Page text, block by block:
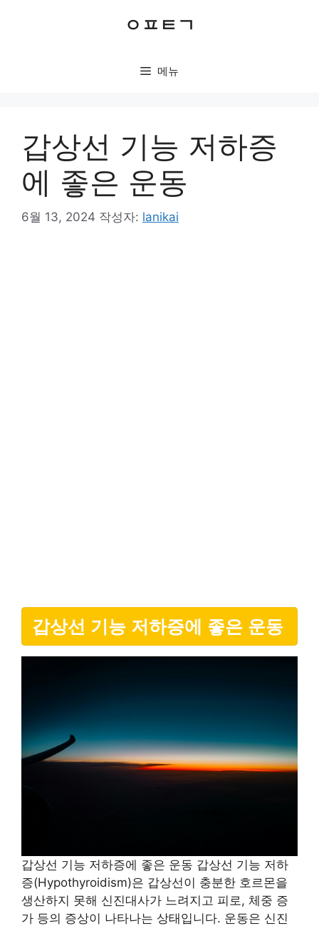
ㅇㅍㅌㄱ
메뉴
갑상선 기능 저하증
에 좋은 운동
6월 13, 2024 작성자: lanikai
갑상선 기능 저하증에 좋은 운동
갑상선 기능 저하증에 좋은 운동 갑상선 기능 저하
증(Hypothyroidism)은 갑상선이 충분한 호르몬을
생산하지 못해 신진대사가 느려지고 피로, 체중 증
가 등의 증상이 나타나는 상태입니다. 운동은 신진